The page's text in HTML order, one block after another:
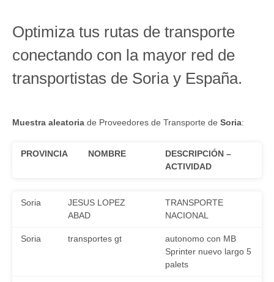
Optimiza tus rutas de transporte
conectando con la mayor red de
transportistas de Soria y España.
Muestra aleatoria de Proveedores de Transporte de Soria:
PROVINCIA NOMBRE
DESCRIPCIÓN –
ACTIVIDAD
Soria
JESUS LOPEZ
ABAD
TRANSPORTE
NACIONAL
Soria transportes gt
autonomo con MB
Sprinter nuevo largo 5
palets